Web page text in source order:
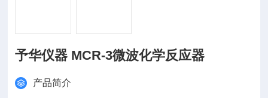
予华仪器 MCR-3微波化学反应器
产品简介